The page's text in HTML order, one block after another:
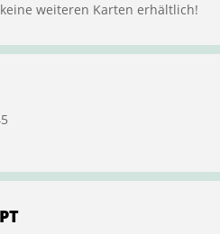
weiteren Karten erhältlich!